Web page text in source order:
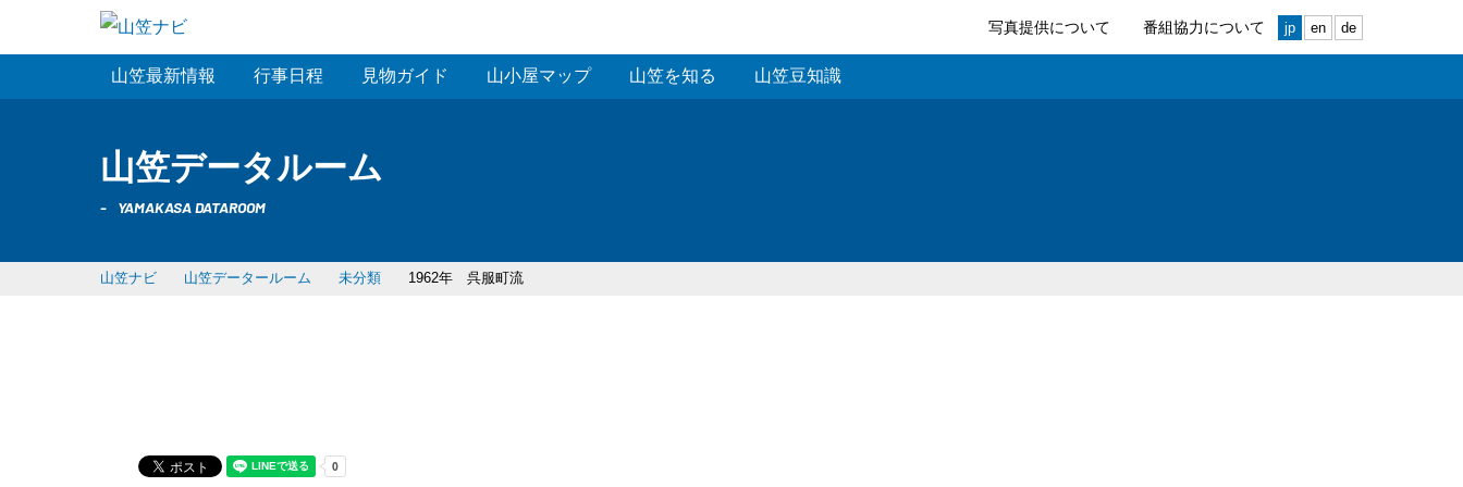
写真提供について 番組協力について jp en de
山笠最新情報 行事日程 見物ガイド 山小屋マップ 山笠を知る 山笠豆知識
山笠データルーム
YAMAKASA DATAROOM
山笠ナビ 山笠データールーム 未分類 1962年 呉服町流